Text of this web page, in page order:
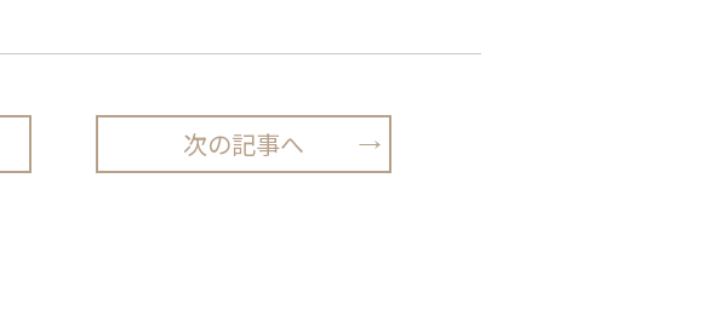
次の記事へ